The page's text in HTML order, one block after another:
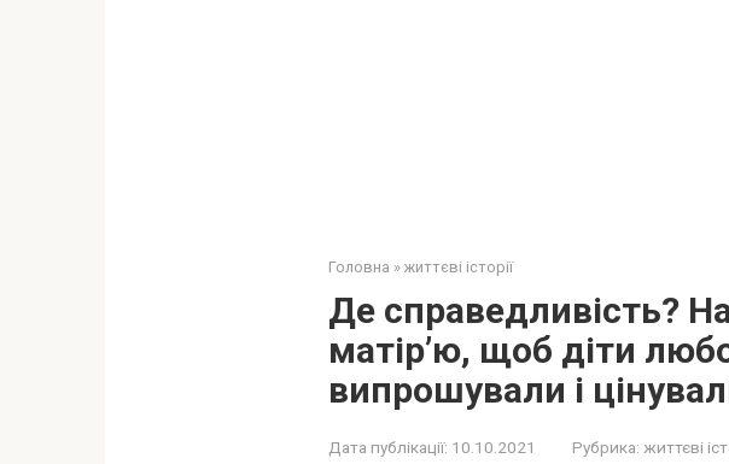
Головна » життєві історії
Де справедливість?
матір’ю, щоб діти
випрошували і
Дата публікації: 10.10.2021 Рубрика: життєві